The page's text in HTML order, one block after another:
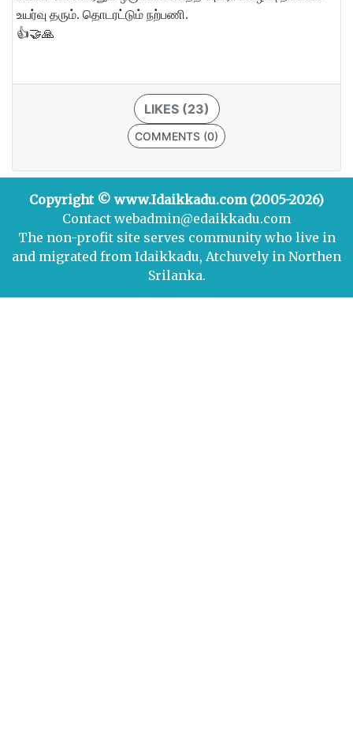
உயர்வு தரும். தொடரட்டும் நற்பணி.
👍🤝🙏
LIKES (23)
COMMENTS (0)
Copyright © www.Idaikkadu.com (2005-2026)
Contact webadmin@edaikkadu.com
The non-profit site serves community who live in
and migrated from Idaikkadu, Atchuvely in Northen
Srilanka.